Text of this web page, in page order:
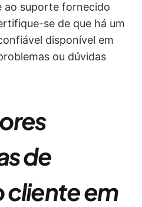
ao suporte fornecido
se de que há um
disponível em
ou dúvidas
de
cliente em